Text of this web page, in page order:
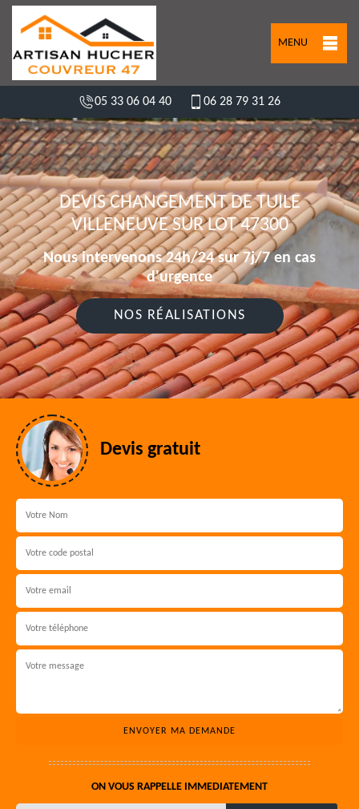
MENU
05 33 06 04 40 06 28 79 31 26
DEVIS CHANGEMENT DE TUILE
VILLENEUVE SUR LOT 47300
Nous intervenons 24h/24 sur 7j/7 en cas
d'urgence
NOS RÉALISATIONS
Devis gratuit
ON VOUS RAPPELLE IMMEDIATEMENT